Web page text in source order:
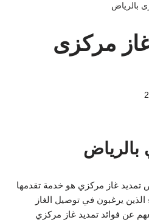
بالرياض
مركزى
بالرياض
تمديد غاز مركزي هو خدمة تقدمها
يرغبون في توصيل الغاز
عن فوائد تمديد غاز مركزي